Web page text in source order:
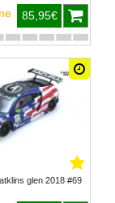
85,95€
glen 2018 #69